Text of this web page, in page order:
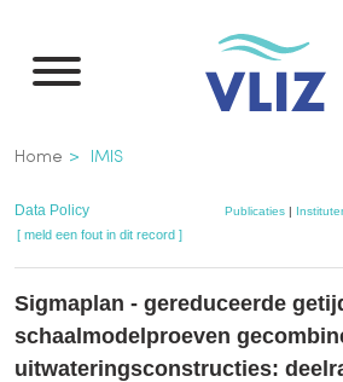
naar
inhoud
gaan
Kruimelpad
Home IMIS
Data Policy Publicaties|
[ meld een fout in dit record ]
Sigmaplan - gereduceerde
schaalmodelproeven
uitwateringsconstructies: